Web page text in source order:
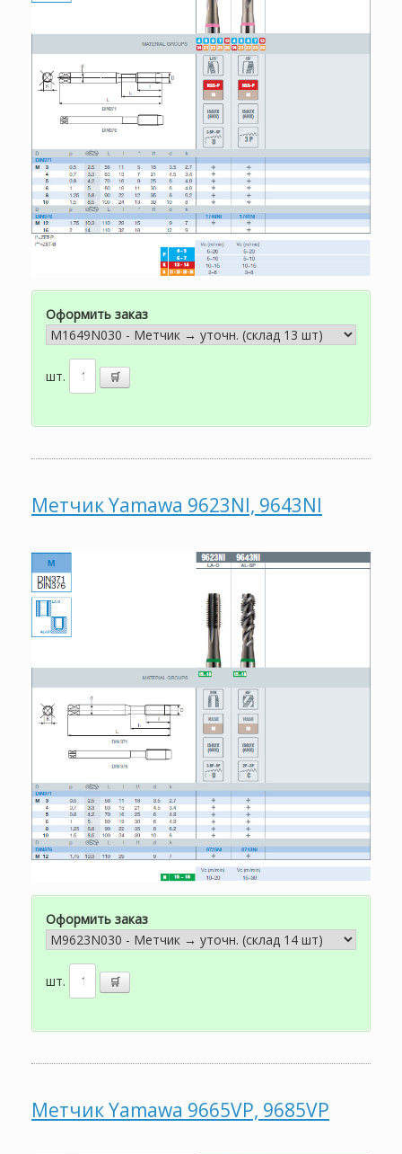
Оформить заказ
шт.
Метчик Yamawa 9623NI, 9643NI
Оформить заказ
шт.
Метчик Yamawa 9665VP, 9685VP